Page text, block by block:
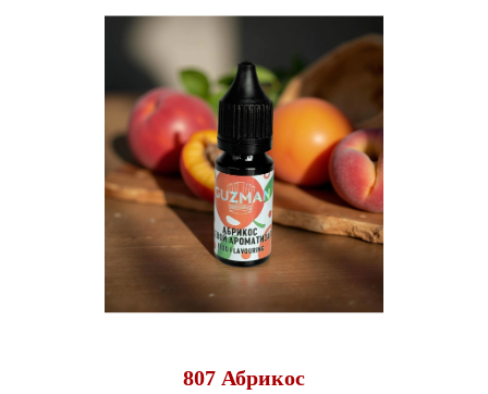
807 Абрикос